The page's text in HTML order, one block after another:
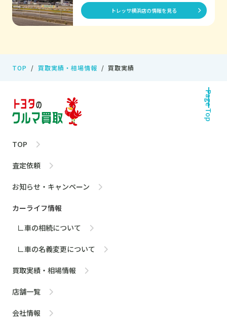
トレッサ横浜店の情報を見る
Page Top
TOP 買取実績・相場情報 買取実績
TOP
査定依頼
お知らせ・キャンペーン
カーライフ情報
∟車の相続について
∟車の名義変更について
買取実績・相場情報
店舗一覧
会社情報